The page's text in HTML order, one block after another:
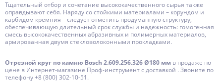
Тщательный отбор и сочетание высококачественного сырья также
оправдывают себя. Наряду со стойкими материалами – корундом и
карбидом кремния – следует отметить продуманную структуру,
обеспечивающую длительный срок службы и надежность: гомогенная
смесь высококачественных абразивных и полимерных материалов,
армированная двумя стекловолоконными прокладками.
Отрезной круг по камню Bosch 2.609.256.326 Ø180 мм в продаже по
цене в Интернет-магазине Проф-инструмент с доставкой . Звоните по
телефону +8 (800) 302-10-51.